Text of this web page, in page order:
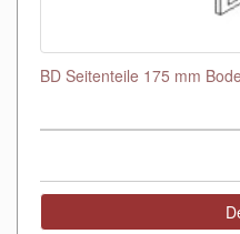
BD Seitenteile 175 mm